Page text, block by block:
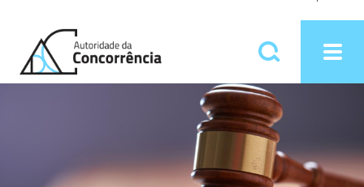
home
Menu
principal
Pesquisar